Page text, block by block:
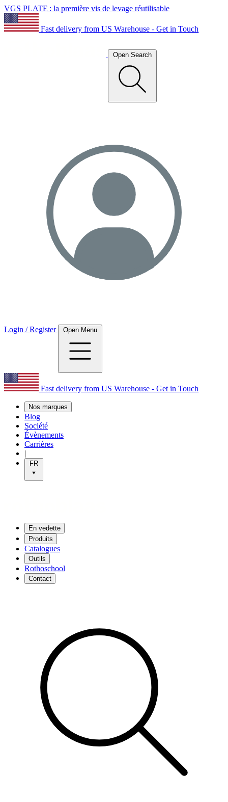
VGS PLATE : la première vis de levage réutilisable
Fast delivery from US Warehouse - Get in Touch
Open Search
Login / Register Open Menu
Fast delivery from US Warehouse - Get in Touch
Nos marques
Blog
Société
Évènements
Carrières
|
FR
En vedette
Produits
Catalogues
Outils
Rothoschool
Contact